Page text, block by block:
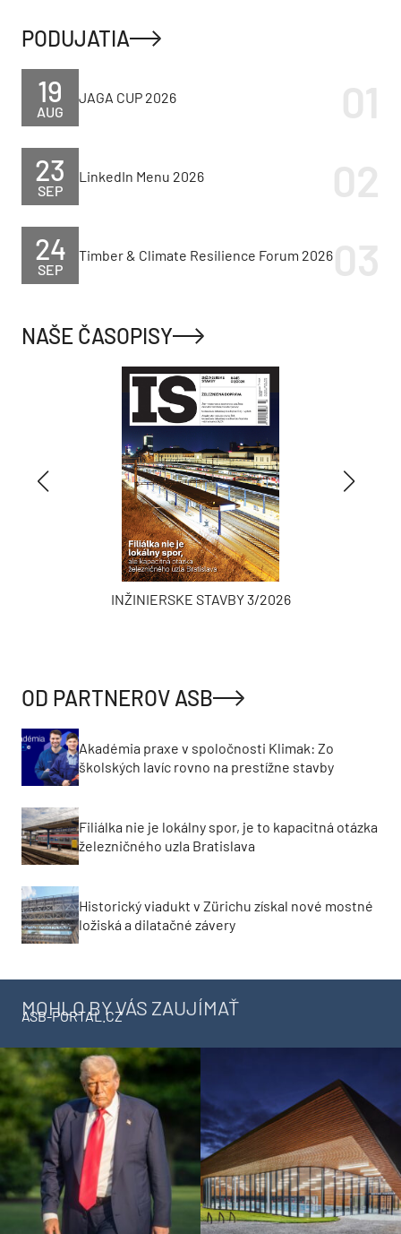
PODUJATIA
AUG
19 JAGA CUP 2026
SEP
23 LinkedIn Menu 2026
SEP
24 Timber & Climate Resilience Forum 2026
NAŠE ČASOPISY
INŽINIERSKE STAVBY 3/2026
OD PARTNEROV ASB
Akadémia praxe v spoločnosti Klimak: Zo
školských lavíc rovno na prestížne stavby
Filiálka nie je lokálny spor, je to kapacitná otázka
železničného uzla Bratislava
Historický viadukt v Zürichu získal nové mostné
ložiská a dilatačné závery
MOHLO BY VÁS ZAUJÍMAŤ
ASB-PORTAL.CZ